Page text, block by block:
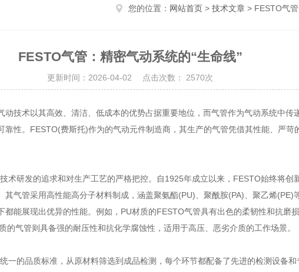
您的位置： 网站首页 > 技术文章 > FESTO气
FESTO气管：精密气动系统的“生命线”
更新时间：2026-04-02 点击次数： 2570次
技术以其高效、清洁、低成本的优势占据重要地位，而气管作为气动系统中传
靠性。FESTO(费斯托)作为的气动元件制造商，其生产的气管凭借其性能、严苛
研发的追求和对生产工艺的严格把控。自1925年成立以来，FESTO始终将创
其气管采用高性能高分子材料制成，涵盖聚氨酯(PU)、聚酰胺(PA)、聚乙烯(PE)
都能展现出优异的性能。例如，PU材质的FESTO气管具有出色的柔韧性和抗磨
的气管则具备强的耐压性和抗化学腐蚀性，适用于高压、恶劣介质的工作场景。
的品质标准，从原材料筛选到成品检测，每个环节都配备了先进的检测设备和